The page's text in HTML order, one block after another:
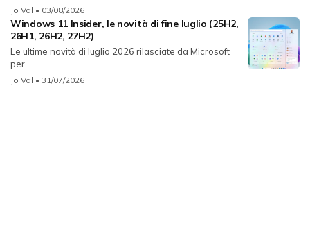
Jo Val • 03/08/2026
Windows 11 Insider, le novità di fine luglio (25H2,
26H1, 26H2, 27H2)
Le ultime novità di luglio 2026 rilasciate da Microsoft
per...
Jo Val • 31/07/2026